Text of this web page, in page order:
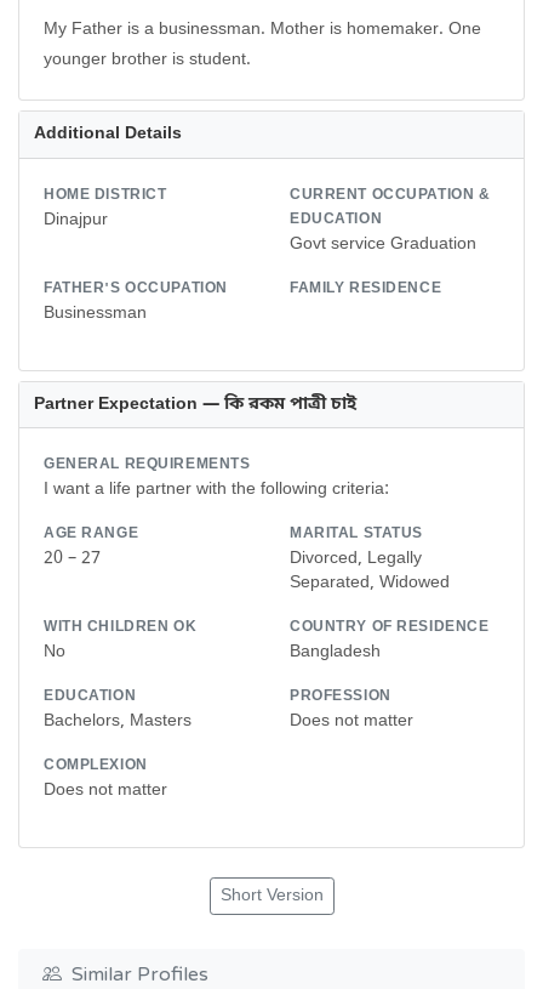
My Father is a businessman. Mother is homemaker. One
younger brother is student.
Additional Details
HOME DISTRICT
Dinajpur
CURRENT OCCUPATION &
EDUCATION
Govt service Graduation
FATHER'S OCCUPATION
Businessman
FAMILY RESIDENCE
Partner Expectation — কি রকম পাত্রী চাই
GENERAL REQUIREMENTS
I want a life partner with the following criteria:
AGE RANGE
20 – 27
MARITAL STATUS
Divorced, Legally
Separated, Widowed
WITH CHILDREN OK
No
COUNTRY OF RESIDENCE
Bangladesh
EDUCATION
Bachelors, Masters
PROFESSION
Does not matter
COMPLEXION
Does not matter
Short Version
Similar Profiles